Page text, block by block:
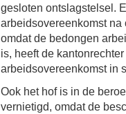
gesloten ontslagstelsel.
arbeidsovereenkomst
omdat de bedongen
is, heeft de
arbeidsovereenkomst in
Ook het hof is in de
vernietigd, omdat de